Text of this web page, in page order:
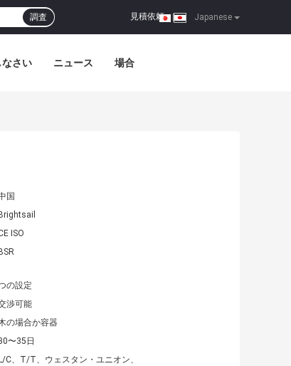
Japanese
見積依頼 |
調査
さい ニュース 場合
国
Brightsail
ISO
BSR
の設定
渉可能
の場合か容器
〜35日
L/C、T/T、ウェスタン・ユニオン、